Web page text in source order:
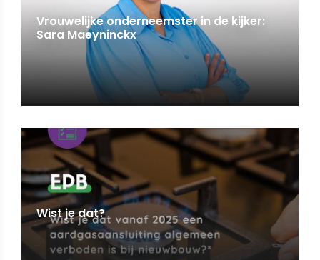
Vrouwelijke onderneemster in de kijker:
Sara Maeyninckx
Wist je dat?